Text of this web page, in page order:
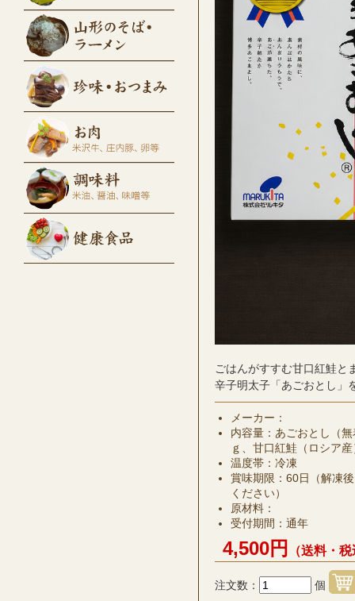
ごはんがすすむ甘口紅鮭と
辛子明太子「あごおとし」
メーカー：
内容量：あごおとし（
ｇ、甘口紅鮭（ロシア
温度帯：冷凍
賞味期限：60日（解凍
ください）
原材料：
受付期間：通年
4,500円 （送料・
注文数： 個